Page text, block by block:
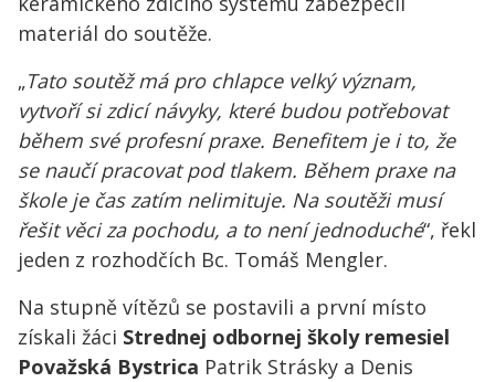
materiál do soutěže.
„Tato soutěž má pro chlapce velký význam,
vytvoří si zdicí návyky, které budou potřebovat
během své profesní praxe. Benefitem je i to, že
se naučí pracovat pod tlakem. Během praxe na
škole je čas zatím nelimituje. Na soutěži musí
řešit věci za pochodu, a to není jednoduché“, řekl
jeden z rozhodčích Bc. Tomáš Mengler.
Na stupně vítězů se postavili a první místo
získali žáci Strednej odbornej školy remesiel
Považská Bystrica Patrik Strásky a Denis